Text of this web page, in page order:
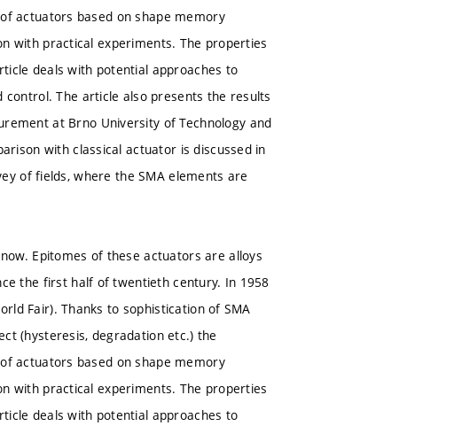
actuators based on shape memory
with practical experiments. The properties
deals with potential approaches to
control. The article also presents the results
at Brno University of Technology and
with classical actuator is discussed in
of fields, where the SMA elements are
Epitomes of these actuators are alloys
the first half of twentieth century. In 1958
Fair). Thanks to sophistication of SMA
(hysteresis, degradation etc.) the
actuators based on shape memory
with practical experiments. The properties
deals with potential approaches to